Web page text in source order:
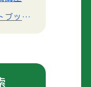
松川村認知症サポートブックについて